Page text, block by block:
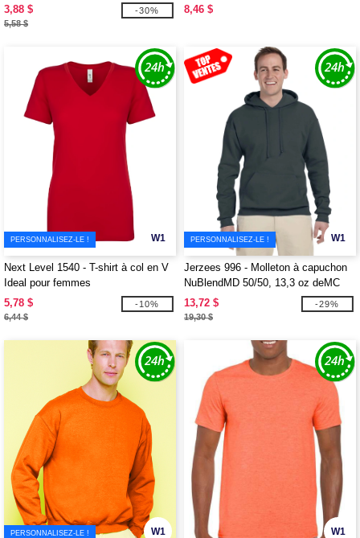
3,88 $
5,58 $
-30%
8,46 $
W1
PERSONNALISEZ-LE !
Next Level 1540 - T-shirt à col en V
Ideal pour femmes
5,78 $
6,44 $
-10%
W1
PERSONNALISEZ-LE !
Jerzees 996 - Molleton à capuchon
NuBlendMD 50/50, 13,3 oz deMC
13,72 $
19,30 $
-29%
W1
PERSONNALISEZ-LE ! W1